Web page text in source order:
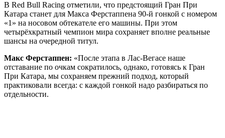
В Red Bull Racing отметили, что предстоящий Гран При
Катара станет для Макса Ферстаппена 90-й гонкой с номером
«1» на носовом обтекателе его машины. При этом
четырёхкратный чемпион мира сохраняет вполне реальные
шансы на очередной титул.
Макс Ферстаппен: «После этапа в Лас-Вегасе наше
отставание по очкам сократилось, однако, готовясь к Гран
При Катара, мы сохраняем прежний подход, который
практиковали всегда: с каждой гонкой надо разбираться по
отдельности.